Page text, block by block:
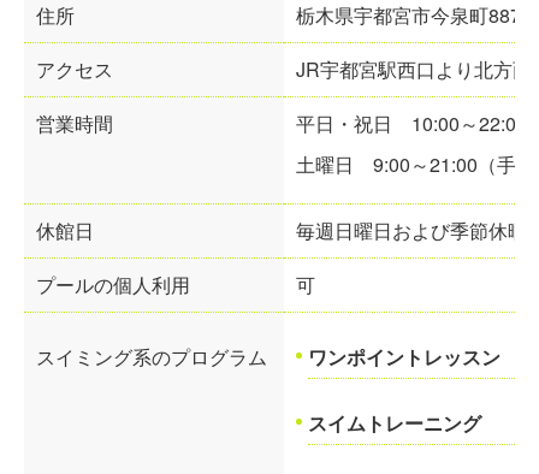
住所 栃木県宇都宮市今泉町887
アクセス
JR宇都宮駅西口より北方面
営業時間
平日・祝日 10:00～22:00
土曜日 9:00～21:00 （手
休館日
毎週日曜日および季節休暇
プールの個人利用
可
スイミング系のプログラム ワンポイントレッスン
スイムトレーニング